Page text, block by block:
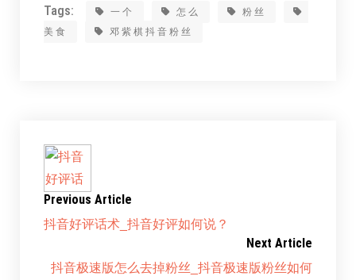
Tags: 一个 怎么
粉丝
美食
邓紫棋抖音粉丝
Previous Article
抖音好评话术_抖音好评如何说？
Next Article
抖音极速版怎么去掉粉丝_抖音极速版粉丝如何